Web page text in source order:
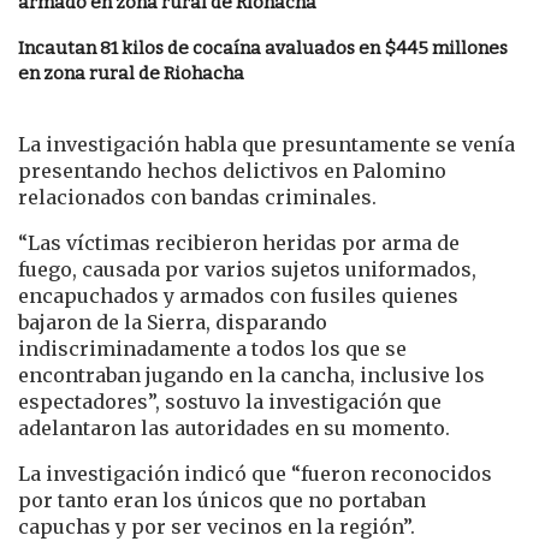
Incautan 81 kilos de cocaína avaluados en $445 millones
en zona rural de Riohacha
La investigación habla que presuntamente se venía
presentando hechos delictivos en Palomino
relacionados con bandas criminales.
“Las víctimas recibieron heridas por arma de
fuego, causada por varios sujetos uniformados,
encapuchados y armados con fusiles quienes
bajaron de la Sierra, disparando
indiscriminadamente a todos los que se
encontraban jugando en la cancha, inclusive los
espectadores”, sostuvo la investigación que
adelantaron las autoridades en su momento.
La investigación indicó que “fueron reconocidos
por tanto eran los únicos que no portaban
capuchas y por ser vecinos en la región”.